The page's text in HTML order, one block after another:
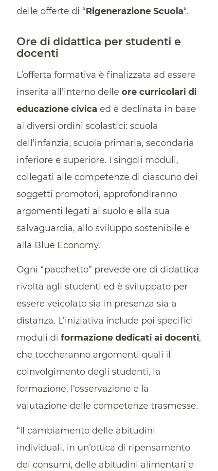
delle offerte di “Rigenerazione Scuola“.
Ore di didattica per studenti e
docenti
L’offerta formativa è finalizzata ad essere
inserita all’interno delle ore curricolari di
educazione civica ed è declinata in base
ai diversi ordini scolastici: scuola
dell’infanzia, scuola primaria, secondaria
inferiore e superiore. I singoli moduli,
collegati alle competenze di ciascuno dei
soggetti promotori, approfondiranno
argomenti legati al suolo e alla sua
salvaguardia, allo sviluppo sostenibile e
alla Blue Economy.
Ogni “pacchetto” prevede ore di didattica
rivolta agli studenti ed è sviluppato per
essere veicolato sia in presenza sia a
distanza. L’iniziativa include poi specifici
moduli di formazione dedicati ai docenti,
che toccheranno argomenti quali il
coinvolgimento degli studenti, la
formazione, l’osservazione e la
valutazione delle competenze trasmesse.
“Il cambiamento delle abitudini
individuali, in un’ottica di ripensamento
dei consumi, delle abitudini alimentari e